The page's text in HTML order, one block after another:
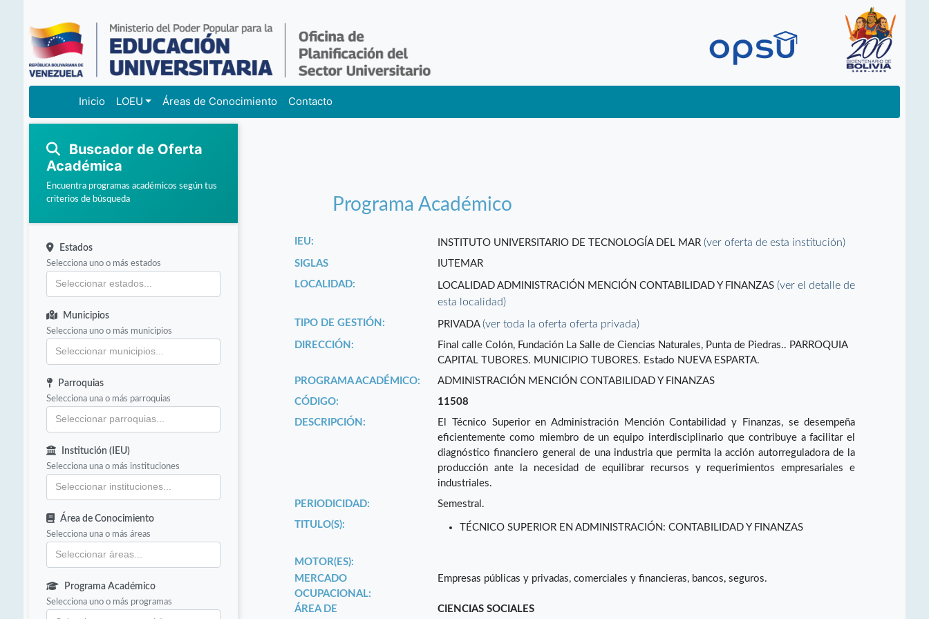
Inicio LOEU Áreas de Conocimiento Contacto
Buscador de Oferta
Académica
Encuentra programas académicos según tus
criterios de búsqueda
Estados
Selecciona uno o más estados
Municipios
Selecciona uno o más municipios
Parroquias
Selecciona una o más parroquias
Institución (IEU)
Selecciona una o más instituciones
Área de Conocimiento
Selecciona una o más áreas
Programa Académico
Selecciona uno o más programas
Programa Académico
IEU: INSTITUTO UNIVERSITARIO DE TECNOLOGÍA DEL MAR(ver oferta de esta institución)
SIGLAS
IUTEMAR
LOCALIDAD:
LOCALIDAD ADMINISTRACIÓN MENCIÓN CONTABILIDAD Y FINANZAS(ver el detalle de
esta localidad)
TIPO DE GESTIÓN: PRIVADA(ver toda la oferta oferta privada)
DIRECCIÓN:
Final calle Colón, Fundación La Salle de Ciencias Naturales, Punta de Piedras.. PARROQUIA
CAPITAL TUBORES. MUNICIPIO TUBORES. Estado NUEVA ESPARTA.
PROGRAMA ACADÉMICO:
ADMINISTRACIÓN MENCIÓN CONTABILIDAD Y FINANZAS
CÓDIGO:
11508
DESCRIPCIÓN:
El Técnico Superior en Administración Mención Contabilidad y Finanzas, se desempeña
eficientemente como miembro de un equipo interdisciplinario que contribuye a facilitar el
diagnóstico financiero general de una industria que permita la acción autorreguladora de la
producción ante la necesidad de equilibrar recursos y requerimientos empresariales e
industriales.
PERIODICIDAD:
Semestral.
TITULO(S):
TÉCNICO SUPERIOR EN ADMINISTRACIÓN: CONTABILIDAD Y FINANZAS
MOTOR(ES):
MERCADO
OCUPACIONAL:
Empresas públicas y privadas, comerciales y financieras, bancos, seguros.
ÁREA DE
CIENCIAS SOCIALES